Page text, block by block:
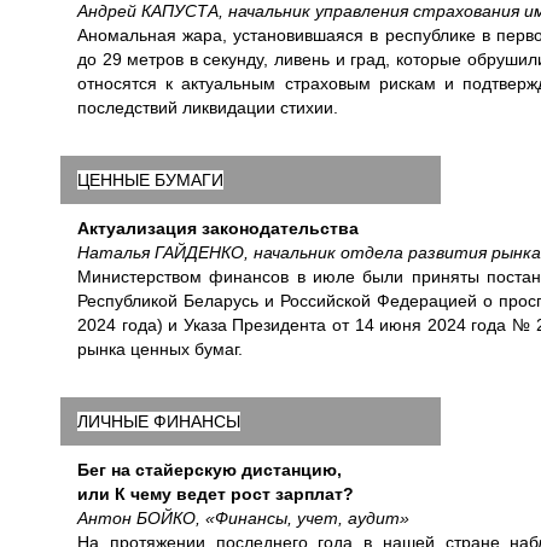
Андрей КАПУСТА, начальник управления
Аномальная жара, установившаяся в республике в
до 29 метров в секунду, ливень и град, которые
относятся к актуальным страховым рискам и
последствий ликвидации стихии.
ЦЕННЫЕ БУМАГИ
Актуализация законодательства
Наталья ГАЙДЕНКО, начальник отдела развития
Министерством финансов в июле были приняты
Республикой Беларусь и Российской Федерацией о
2024 года) и Указа Президента от 14 июня 2024 года №
рынка ценных бумаг.
ЛИЧНЫЕ ФИНАНСЫ
Бег на стайерскую дистанцию,
или К чему ведет рост зарплат?
Антон БОЙКО, «Финансы, учет, аудит»
На протяжении последнего года в нашей стране